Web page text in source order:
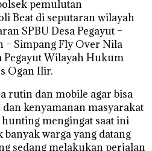
pemulutan
Beat di seputaran wilayah
SPBU Desa Pegayut –
– Simpang Fly Over Nila
Pegayut Wilayah Hukum
Ogan Ilir.
rutin dan mobile agar bisa
kenyamanan masyarakat
mengingat saat ini
warga yang datang
sedang melakukan perjalan